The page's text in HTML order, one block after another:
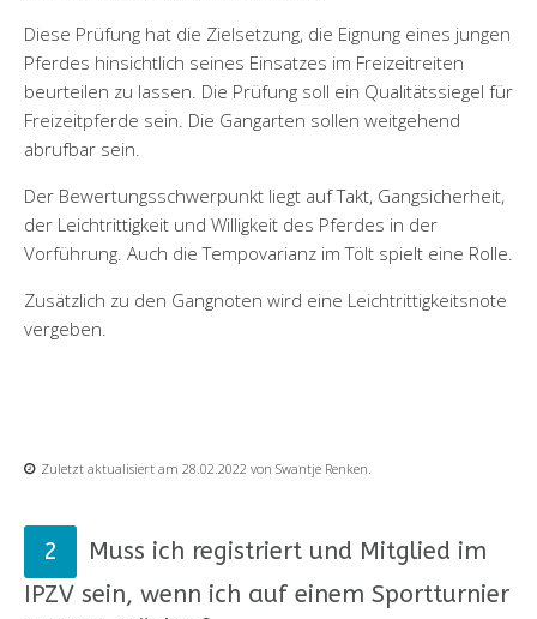
Diese Prüfung hat die Zielsetzung, die Eignung eines jungen
Pferdes hinsichtlich seines Einsatzes im Freizeitreiten
beurteilen zu lassen. Die Prüfung soll ein Qualitätssiegel für
Freizeitpferde sein. Die Gangarten sollen weitgehend
abrufbar sein.
Der Bewertungsschwerpunkt liegt auf Takt, Gangsicherheit,
der Leichtrittigkeit und Willigkeit des Pferdes in der
Vorführung. Auch die Tempovarianz im Tölt spielt eine Rolle.
Zusätzlich zu den Gangnoten wird eine Leichtrittigkeitsnote
vergeben.
Zuletzt aktualisiert am 28.02.2022 von Swantje Renken.
Muss ich registriert und Mitglied im
IPZV sein, wenn ich auf einem Sportturnier